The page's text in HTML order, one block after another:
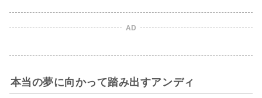
AD
本当の夢に向かって踏み出すアンディ